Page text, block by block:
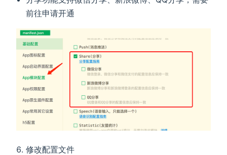
前往申请开通
修改配置文件